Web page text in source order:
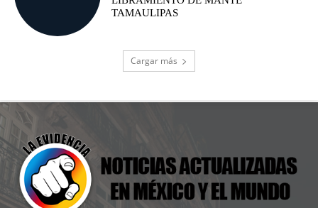
TAMAULIPAS
Cargar más